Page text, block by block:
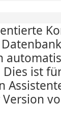
Dies ist